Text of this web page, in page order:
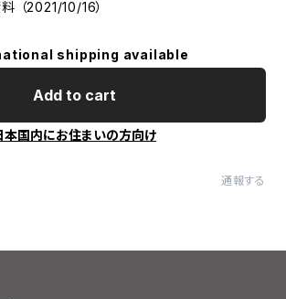
（2021/10/16）
shipping available
Add to cart
本国内にお住まいの方向け
通報する